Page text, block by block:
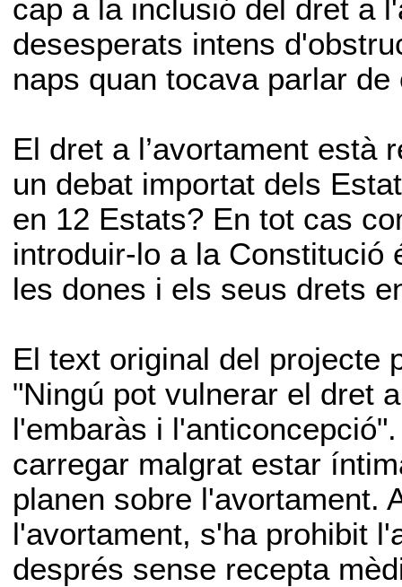
cap a la inclusió del dret a
desesperats intens
naps quan tocava parlar de
El dret a l’avortament està
un debat importat dels
en 12 Estats? En tot cas
introduir-lo a la Constitució
les dones i els seus drets
El text original del projecte
"Ningú pot vulnerar el dret
l'embaràs i
carregar malgrat estar
planen sobre l'avortament.
l'avortament, s'ha prohibit
després sense recepta